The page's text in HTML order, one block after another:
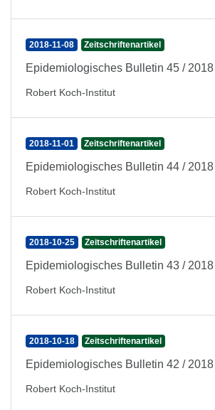
2018-11-08 Zeitschriftenartikel
Epidemiologisches Bulletin 45 / 2018
Robert Koch-Institut
2018-11-01 Zeitschriftenartikel
Epidemiologisches Bulletin 44 / 2018
Robert Koch-Institut
2018-10-25 Zeitschriftenartikel
Epidemiologisches Bulletin 43 / 2018
Robert Koch-Institut
2018-10-18 Zeitschriftenartikel
Epidemiologisches Bulletin 42 / 2018
Robert Koch-Institut